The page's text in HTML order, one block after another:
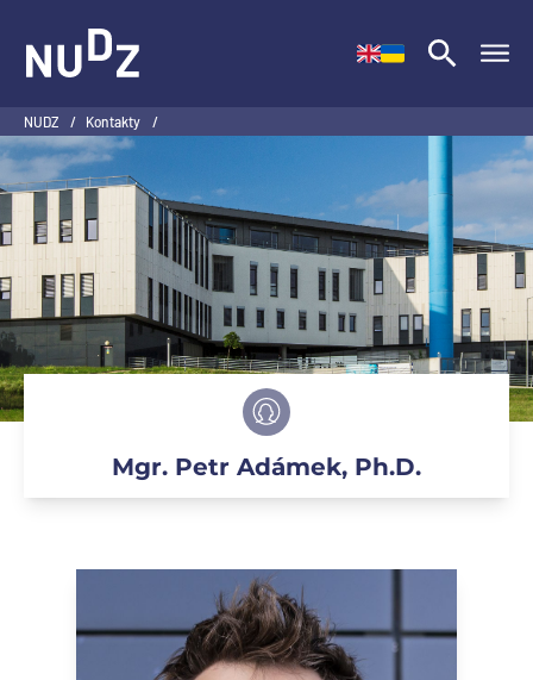
NUDZ / Kontakty /
Mgr. Petr Adámek, Ph.D.